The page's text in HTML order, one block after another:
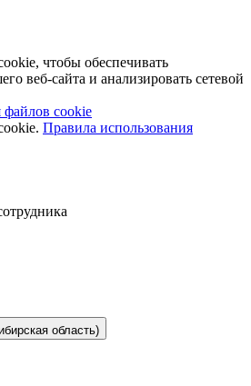
чтобы обеспечивать
веб-сайта и анализировать сетевой
файлов cookie
Правила использования
область)